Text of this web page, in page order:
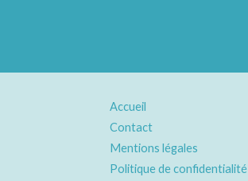
Accueil
Contact
Mentions légales
Politique de confidentialité